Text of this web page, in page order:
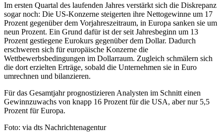
Im ersten Quartal des laufenden Jahres verstärkt sich die Diskrepanz
sogar noch: Die US-Konzerne steigerten ihre Nettogewinne um 17
Prozent gegenüber dem Vorjahreszeitraum, in Europa sanken sie um
neun Prozent. Ein Grund dafür ist der seit Jahresbeginn um 13
Prozent gestiegene Eurokurs gegenüber dem Dollar. Dadurch
erschweren sich für europäische Konzerne die
Wettbewerbsbedingungen im Dollarraum. Zugleich schmälern sich
die dort erzielten Erträge, sobald die Unternehmen sie in Euro
umrechnen und bilanzieren.
Für das Gesamtjahr prognostizieren Analysten im Schnitt einen
Gewinnzuwachs von knapp 16 Prozent für die USA, aber nur 5,5
Prozent für Europa.
Foto: via dts Nachrichtenagentur